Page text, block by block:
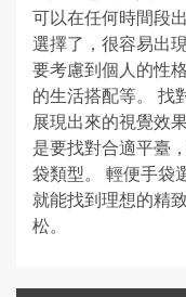
可以在任何時間段
選擇了，很容易出
要考慮到個人的性
的生活搭配等。 找
展現出來的視覺效
是要找對合適平臺
袋類型。 輕便手袋
就能找到理想的精
松。